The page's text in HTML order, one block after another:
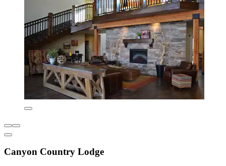
Canyon Country Lodge